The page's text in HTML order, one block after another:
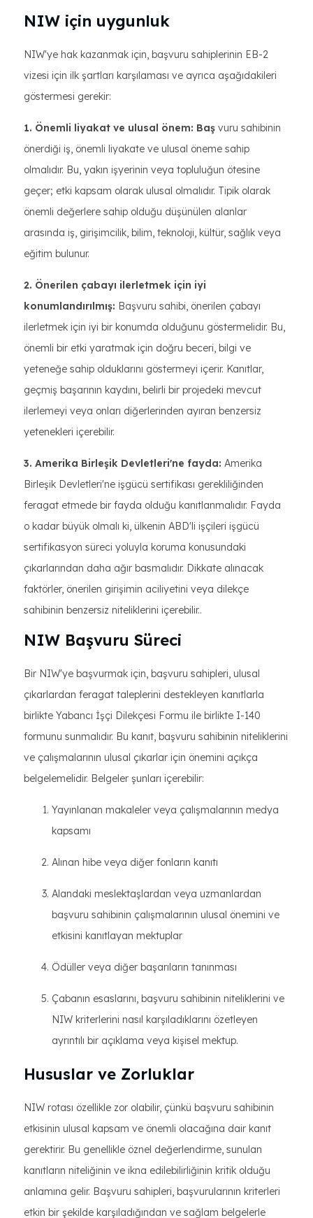
NIW için uygunluk
NIW'ye hak kazanmak için, başvuru sahiplerinin EB-2
vizesi için ilk şartları karşılaması ve ayrıca aşağıdakileri
göstermesi gerekir:
1. Önemli liyakat ve ulusal önem: Baş vuru sahibinin
önerdiği iş, önemli liyakate ve ulusal öneme sahip
olmalıdır. Bu, yakın işyerinin veya topluluğun ötesine
geçer; etki kapsam olarak ulusal olmalıdır. Tipik olarak
önemli değerlere sahip olduğu düşünülen alanlar
arasında iş, girişimcilik, bilim, teknoloji, kültür, sağlık veya
eğitim bulunur.
2. Önerilen çabayı ilerletmek için iyi
konumlandırılmış: Başvuru sahibi, önerilen çabayı
ilerletmek için iyi bir konumda olduğunu göstermelidir. Bu,
önemli bir etki yaratmak için doğru beceri, bilgi ve
yeteneğe sahip olduklarını göstermeyi içerir. Kanıtlar,
geçmiş başarının kaydını, belirli bir projedeki mevcut
ilerlemeyi veya onları diğerlerinden ayıran benzersiz
yetenekleri içerebilir.
3. Amerika Birleşik Devletleri'ne fayda: Amerika
Birleşik Devletleri'ne işgücü sertifikası gerekliliğinden
feragat etmede bir fayda olduğu kanıtlanmalıdır. Fayda
o kadar büyük olmalı ki, ülkenin ABD'li işçileri işgücü
sertifikasyon süreci yoluyla koruma konusundaki
çıkarlarından daha ağır basmalıdır. Dikkate alınacak
faktörler, önerilen girişimin aciliyetini veya dilekçe
sahibinin benzersiz niteliklerini içerebilir..
NIW Başvuru Süreci
Bir NIW'ye başvurmak için, başvuru sahipleri, ulusal
çıkarlardan feragat taleplerini destekleyen kanıtlarla
birlikte Yabancı İşçi Dilekçesi Formu ile birlikte I-140
formunu sunmalıdır. Bu kanıt, başvuru sahibinin niteliklerini
ve çalışmalarının ulusal çıkarlar için önemini açıkça
belgelemelidir. Belgeler şunları içerebilir:
Yayınlanan makaleler veya çalışmalarının medya
kapsamı
Alınan hibe veya diğer fonların kanıtı
Alandaki meslektaşlardan veya uzmanlardan
başvuru sahibinin çalışmalarının ulusal önemini ve
etkisini kanıtlayan mektuplar
Ödüller veya diğer başarıların tanınması
Çabanın esaslarını, başvuru sahibinin niteliklerini ve
NIW kriterlerini nasıl karşıladıklarını özetleyen
ayrıntılı bir açıklama veya kişisel mektup.
Hususlar ve Zorluklar
NIW rotası özellikle zor olabilir, çünkü başvuru sahibinin
etkisinin ulusal kapsam ve önemli olacağına dair kanıt
gerektirir. Bu genellikle öznel değerlendirme, sunulan
kanıtların niteliğinin ve ikna edilebilirliğinin kritik olduğu
anlamına gelir. Başvuru sahipleri, başvurularının kriterleri
etkin bir şekilde karşıladığından ve sağlam belgelerle